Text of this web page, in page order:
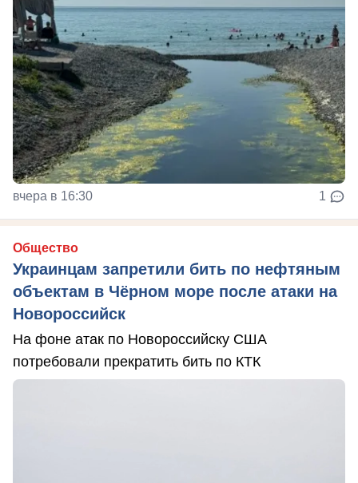
вчера в 16:30 1
Общество
Украинцам запретили бить по нефтяным
объектам в Чёрном море после атаки на
Новороссийск
На фоне атак по Новороссийску США
потребовали прекратить бить по КТК